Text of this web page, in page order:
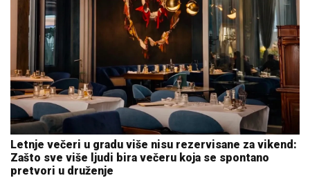
Letnje večeri u gradu više nisu rezervisane za vikend:
Zašto sve više ljudi bira večeru koja se spontano
pretvori u druženje